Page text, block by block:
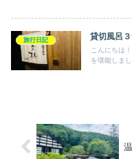
旅行日記 貸切風呂３
こんにちは
を堪能しま